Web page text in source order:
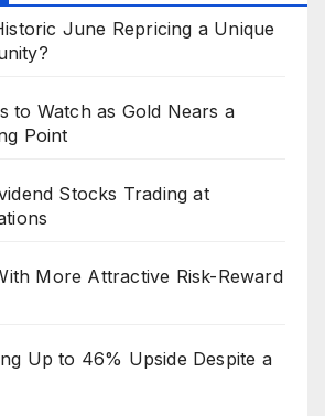
June Repricing a Unique
to Watch as Gold Nears a
Point
Stocks Trading at
More Attractive Risk-Reward
Up to 46% Upside Despite a